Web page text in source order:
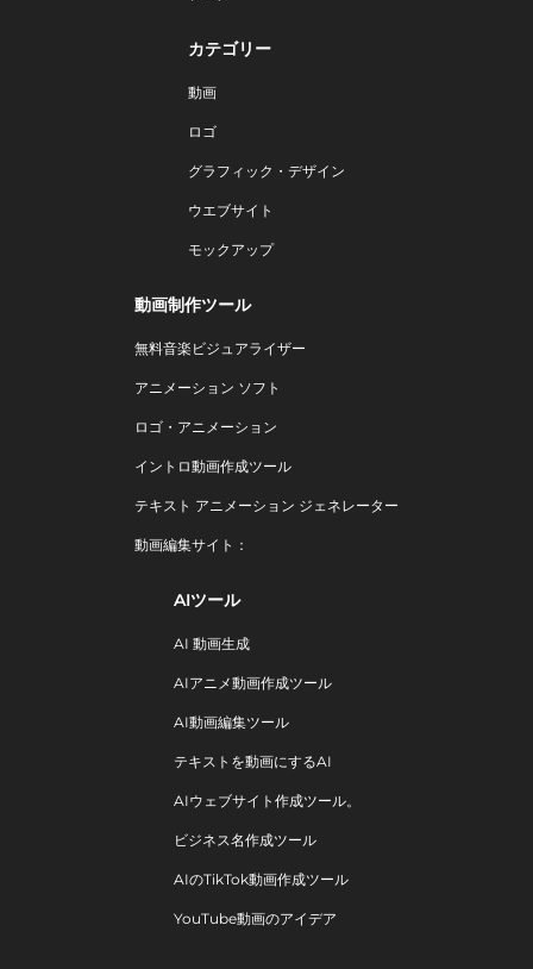
カテゴリー
動画
ロゴ
グラフィック・デザイン
ウエブサイト
モックアップ
動画制作ツール
無料音楽ビジュアライザー
アニメーション ソフト
ロゴ・アニメーション
イントロ動画作成ツール
テキスト アニメーション ジェネレーター
動画編集サイト：
AIツール
AI 動画生成
AIアニメ動画作成ツール
AI動画編集ツール
テキストを動画にするAI
AIウェブサイト作成ツール。
ビジネス名作成ツール
AIのTikTok動画作成ツール
YouTube動画のアイデア